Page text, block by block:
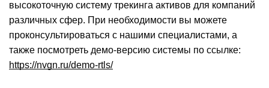
высокоточную систему трекинга активов для компаний
различных сфер. При необходимости вы можете
проконсультироваться с нашими специалистами, а
также посмотреть демо-версию системы по ссылке:
https://nvgn.ru/demo-rtls/